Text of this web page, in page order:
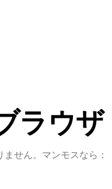
ラウザ
せん。マンモスなら：